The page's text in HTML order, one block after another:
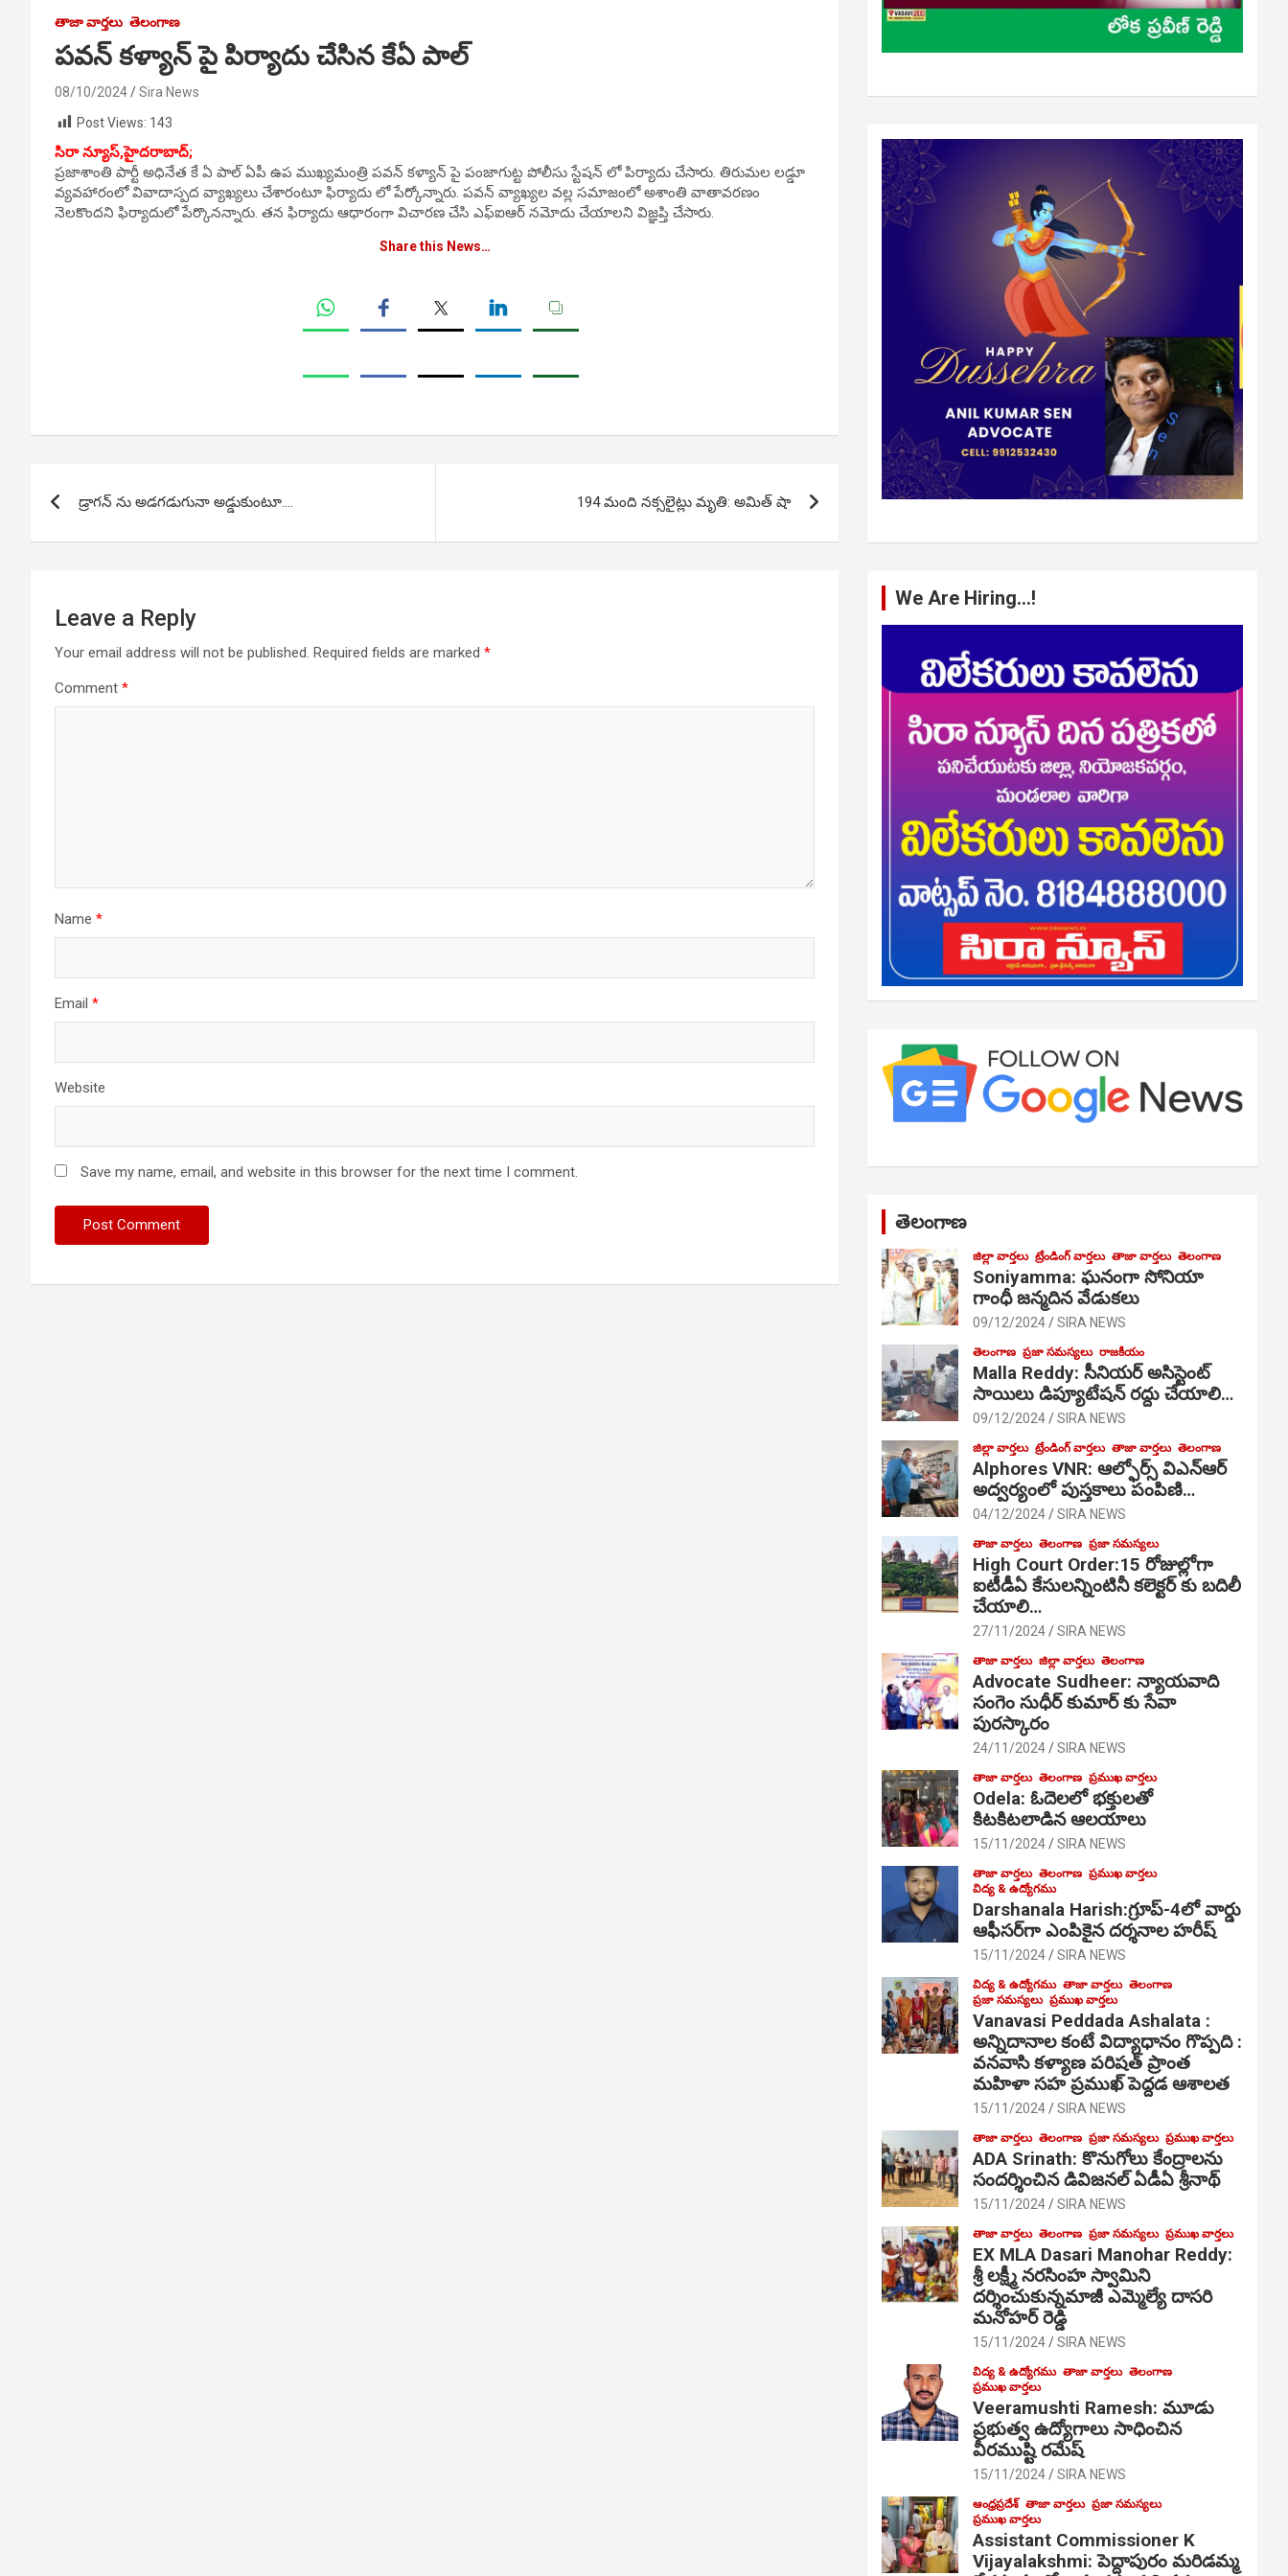
తాజా వార్తలు తెలంగాణ
పవన్ కళ్యాన్ పై పిర్యాదు చేసిన కేఏ పాల్
08/10/2024
Sira News
Post Views: 143
సిరా న్యూస్,హైదరాబాద్;
ప్రజాశాంతి పార్టీ అధినేత కే ఏ పాల్ ఏపీ ఉప ముఖ్యమంత్రి పవన్ కళ్యాన్ పై పంజాగుట్ట పోలీసు స్టేషన్ లో పిర్యాదు చేసారు. తిరుమల లడ్డూ
వ్యవహారంలో వివాదాస్పద వ్యాఖ్యలు చేశారంటూ ఫిర్యాదు లో పేర్కోన్నారు. పవన్ వ్యాఖ్యల వల్ల సమాజంలో అశాంతి వాతావరణం
నెలకొందని ఫిర్యాదులో పేర్కొనన్నారు. తన ఫిర్యాదు ఆధారంగా విచారణ చేసి ఎఫ్ఐఆర్ నమోదు చేయాలని విజ్ఞప్తి చేసారు.
Share this News…
navigation
డ్రాగన్ ను అడగడుగునా అడ్డుకుంటూ…. 194 మంది నక్సలైట్లు మృతి: అమిత్ షా
Leave a Reply
Your email address will not be published. Required fields are marked *
Comment *
Name *
Email *
Website
Save my name, email, and website in this browser for the next time I comment.
We Are Hiring…!
తెలంగాణ
జిల్లా వార్తలు ట్రేండింగ్ వార్తలు తాజా వార్తలు తెలంగాణ
Soniyamma: ఘ‌నంగా సోనియా
గాంధీ జ‌న్మ‌దిన వేడుక‌లు
09/12/2024 SIRA NEWS
తెలంగాణ ప్రజా సమస్యలు రాజకీయం
Malla Reddy: సీనియర్ అసిస్టెంట్
సాయిలు డిప్యూటేషన్ రద్దు చేయాలి…
09/12/2024 SIRA NEWS
జిల్లా వార్తలు ట్రేండింగ్ వార్తలు తాజా వార్తలు తెలంగాణ
Alphores VNR: ఆల్ఫోర్స్ విఎన్ఆర్
అద్వర్యంలో పుస్తకాలు పంపిణి…
04/12/2024 SIRA NEWS
తాజా వార్తలు తెలంగాణ ప్రజా సమస్యలు
High Court Order:15 రోజుల్లోగా
ఐటీడీఏ కేసులన్నింటినీ కలెక్టర్ కు బదిలీ
చేయాలి…
27/11/2024 SIRA NEWS
తాజా వార్తలు జిల్లా వార్తలు తెలంగాణ
Advocate Sudheer: న్యాయవాది
సంగెం సుధీర్ కుమార్ కు సేవా
పురస్కారం
24/11/2024 SIRA NEWS
తాజా వార్తలు తెలంగాణ ప్రముఖ వార్తలు
Odela: ఓదెల‌లో భక్తులతో
కిటకిటలాడిన ఆల‌యాలు
15/11/2024 SIRA NEWS
తాజా వార్తలు తెలంగాణ ప్రముఖ వార్తలు
విద్య & ఉద్యోగము
Darshanala Harish:గ్రూప్-4లో వార్డు
ఆఫీసర్‌గా ఎంపికైన దర్శనాల హరీష్
15/11/2024 SIRA NEWS
విద్య & ఉద్యోగము తాజా వార్తలు తెలంగాణ
ప్రజా సమస్యలు ప్రముఖ వార్తలు
Vanavasi Peddada Ashalata :
అన్నిదానాల కంటే విద్యాధానం గొప్పది :
వనవాసి కళ్యాణ పరిషత్ ప్రాంత
మహిళా సహ ప్రముఖ్ పెద్దడ ఆశాలత
15/11/2024 SIRA NEWS
తాజా వార్తలు తెలంగాణ ప్రజా సమస్యలు ప్రముఖ వార్తలు
ADA Srinath: కొనుగోలు కేంద్రాల‌ను
సంద‌ర్శించిన డివిజనల్ ఏడీఏ శ్రీనాథ్
15/11/2024 SIRA NEWS
తాజా వార్తలు తెలంగాణ ప్రజా సమస్యలు ప్రముఖ వార్తలు
EX MLA Dasari Manohar Reddy:
శ్రీ లక్ష్మీ నరసింహ స్వామిని
దర్శించుకున్నమాజీ ఎమ్మెల్యే దాసరి
మనోహర్ రెడ్డి
15/11/2024 SIRA NEWS
విద్య & ఉద్యోగము తాజా వార్తలు తెలంగాణ
ప్రముఖ వార్తలు
Veeramushti Ramesh: మూడు
ప్రభుత్వ ఉద్యోగాలు సాధించిన
వీరముష్టి రమేష్
15/11/2024 SIRA NEWS
ఆంధ్రప్రదేశ్ తాజా వార్తలు ప్రజా సమస్యలు
ప్రముఖ వార్తలు
Assistant Commissioner K
Vijayalakshmi: పెద్దాపురం మరిడమ్మ